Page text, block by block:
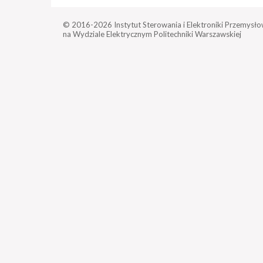
© 2016-2026 Instytut Sterowania i Elektroniki
na Wydziale Elektrycznym Politechniki Warszawskiej